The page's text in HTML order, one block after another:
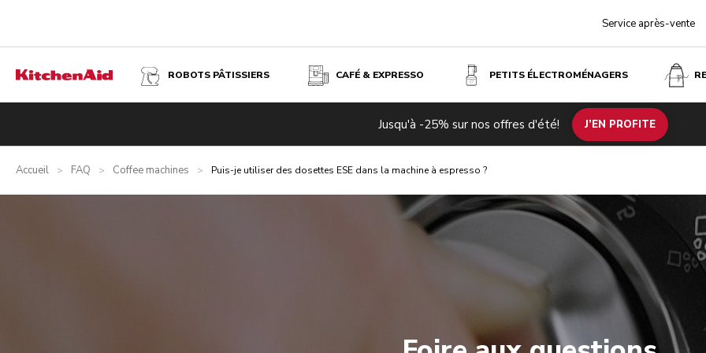
Service après-vente
ROBOTS PÂTISSIERS CAFÉ & EXPRESSO PETITS ÉLECTROMÉNAGERS
Jusqu'à -25% sur nos offres d'été! J’EN PROFITE
Accueil > FAQ > Coffee machines > Puis-je utiliser des dosettes ESE dans la machine à espresso ?